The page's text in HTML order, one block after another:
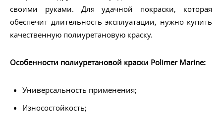
своими руками. Для удачной покраски, которая
обеспечит длительность эксплуатации, нужно купить
качественную полиуретановую краску.
Особенности полиуретановой краски Polimer Marine:
Универсальность применения;
Износостойкость;